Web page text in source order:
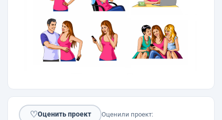
♡Оценить проект Оценили проект: